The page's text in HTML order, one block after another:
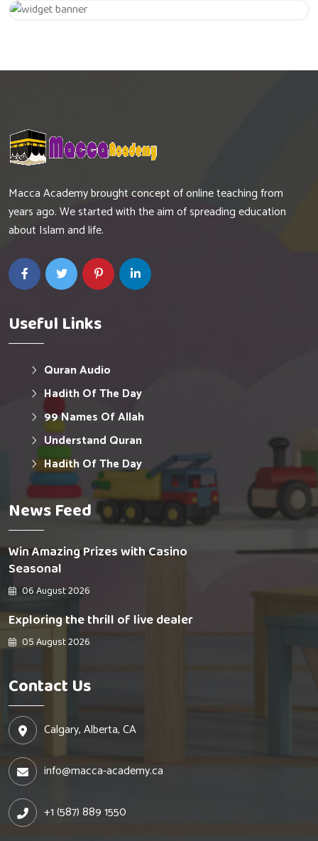
Macca Academy brought concept of online teaching from
years ago. We started with the aim of spreading education
about Islam and life.
Useful Links
Quran Audio
Hadith Of The Day
99 Names Of Allah
Understand Quran
Hadith Of The Day
News Feed
Win Amazing Prizes with Casino
Seasonal
06 August 2026
Exploring the thrill of live dealer
05 August 2026
Contact Us
Calgary, Alberta, CA
info@macca-academy.ca
+1 (587) 889 1550